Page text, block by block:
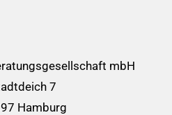
mbH
7
Hamburg